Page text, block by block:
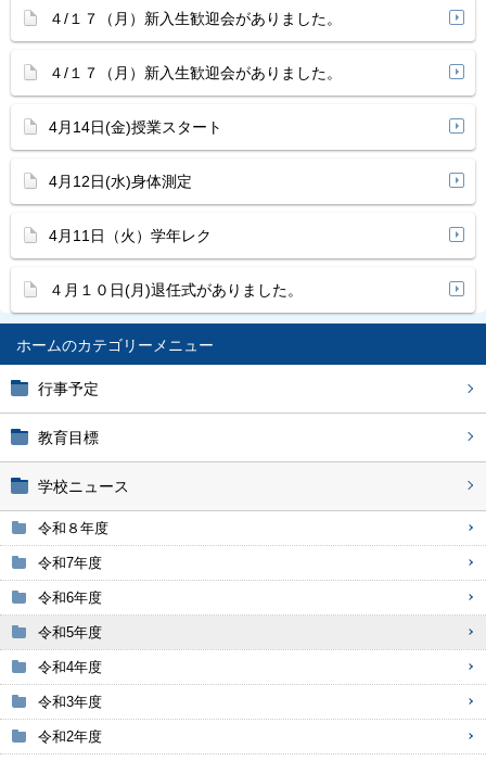
ホーム
行事予定
教育目標
学校ニュース
令和８年度
令和7年度
令和6年度
令和5年度
令和4年度
令和3年度
令和2年度
４/１７（月）新入生歓迎会がありました。
４/１７（月）新入生歓迎会がありました。
4月14日(金)授業スタート
4月12日(水)身体測定
4月11日（火）学年レク
４月１０日(月)退任式がありました。